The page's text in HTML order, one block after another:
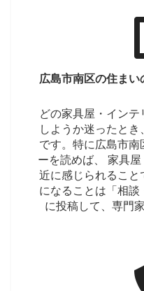
広島市南区の住ま
どの家具屋・イン
しようか迷ったと
です。特に広島市
ーを読めば、 家具
近に感じられるこ
になることは「相
に投稿して、専門